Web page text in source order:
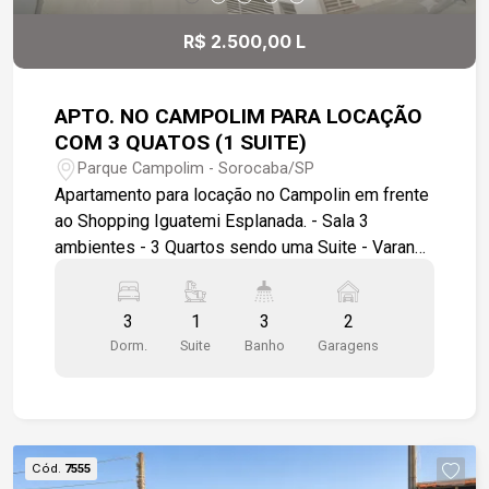
Localização estratégica.
R$ 2.500,00 L
APTO. NO CAMPOLIM PARA LOCAÇÃO
COM 3 QUATOS (1 SUITE)
Parque Campolim - Sorocaba/SP
Apartamento para locação no Campolin em frente
ao Shopping Iguatemi Esplanada. - Sala 3
ambientes - 3 Quartos sendo uma Suite - Varanda
Vagas de garagem cobertas - Salão de festas no
condomínio - Portaria 24 horas
3
Dorm.
1
Suite
3
Banho
2
Garagens
Cód. 7555